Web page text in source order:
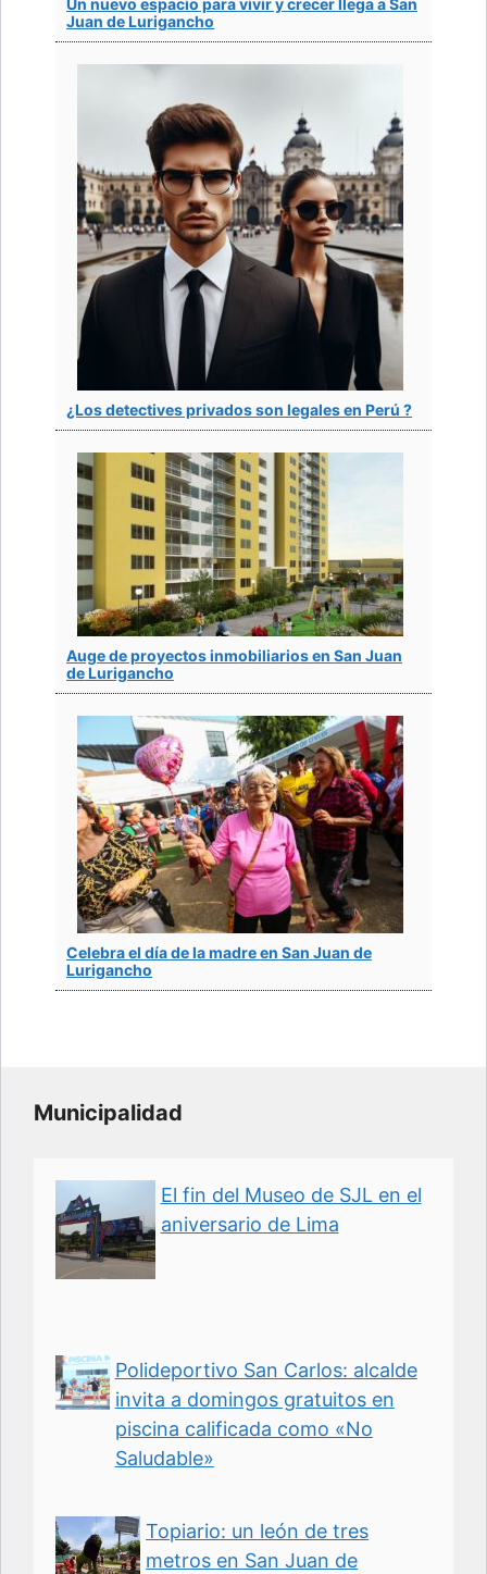
Juan de Lurigancho
¿Los detectives privados son legales en Perú ?
Auge de proyectos inmobiliarios en San Juan
de Lurigancho
Celebra el día de la madre en San Juan de
Lurigancho
Municipalidad
El fin del Museo de SJL en el
aniversario de Lima
Polideportivo San Carlos: alcalde
invita a domingos gratuitos en
piscina calificada como «No
Saludable»
Topiario: un león de tres
metros en San Juan de